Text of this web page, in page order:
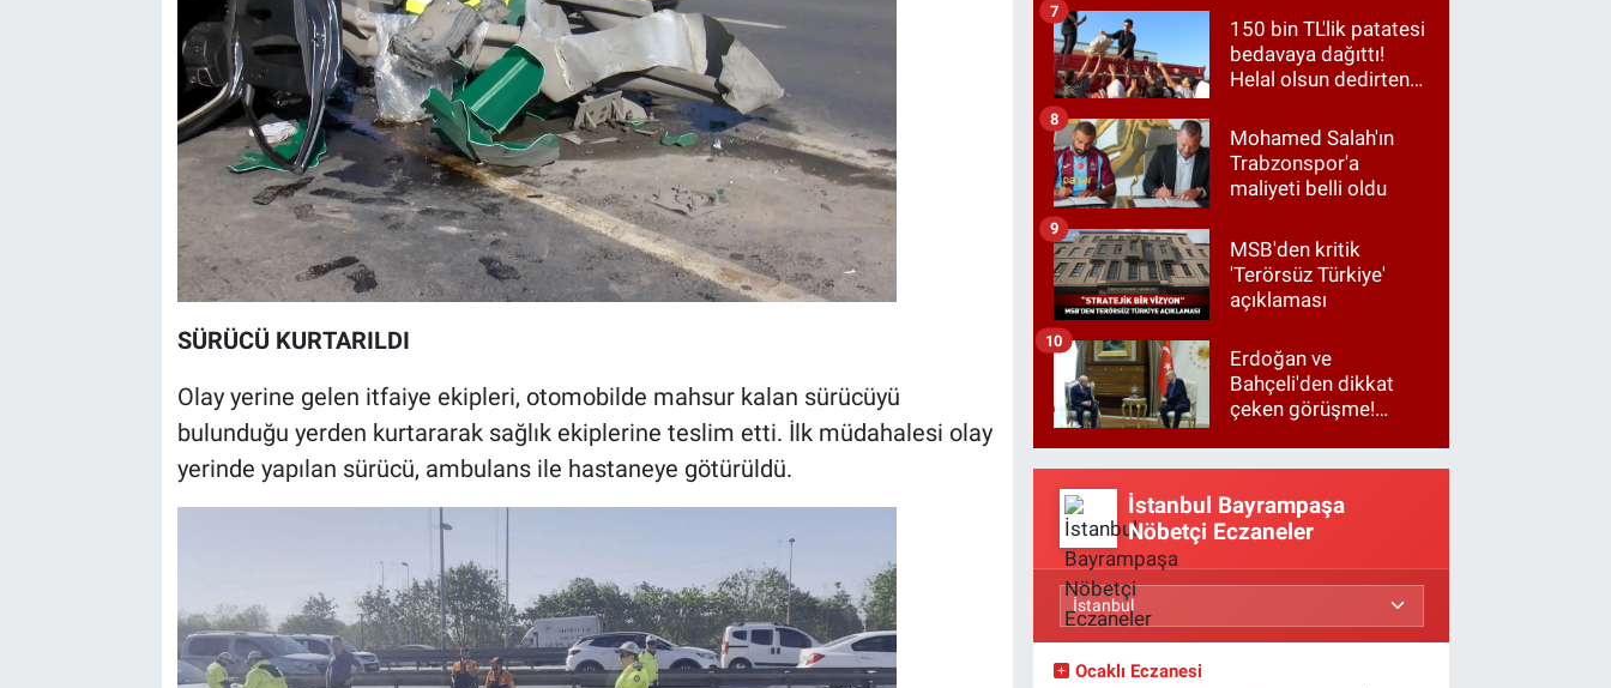
SÜRÜCÜ KURTARILDI
Olay yerine gelen itfaiye ekipleri, otomobilde mahsur kalan sürücüyü
bulunduğu yerden kurtararak sağlık ekiplerine teslim etti. İlk müdahalesi olay
yerinde yapılan sürücü, ambulans ile hastaneye götürüldü.
150 bin TL'lik patatesi
bedavaya dağıttı!
Helal olsun dedirten
7
Mohamed Salah'ın
Trabzonspor'a
maliyeti belli oldu
8
MSB'den kritik
'Terörsüz Türkiye'
açıklaması
9
Erdoğan ve
Bahçeli'den dikkat
çeken görüşme!
10
İstanbul Bayrampaşa
Nöbetçi Eczaneler
Ocaklı Eczanesi